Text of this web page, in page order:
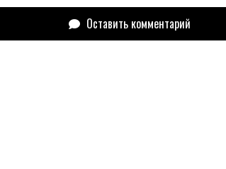
Оставить комментарий